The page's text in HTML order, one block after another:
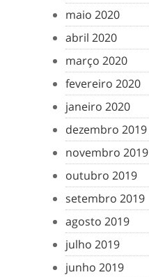
maio 2020
abril 2020
março 2020
fevereiro 2020
janeiro 2020
dezembro 2019
novembro 2019
outubro 2019
setembro 2019
agosto 2019
julho 2019
junho 2019